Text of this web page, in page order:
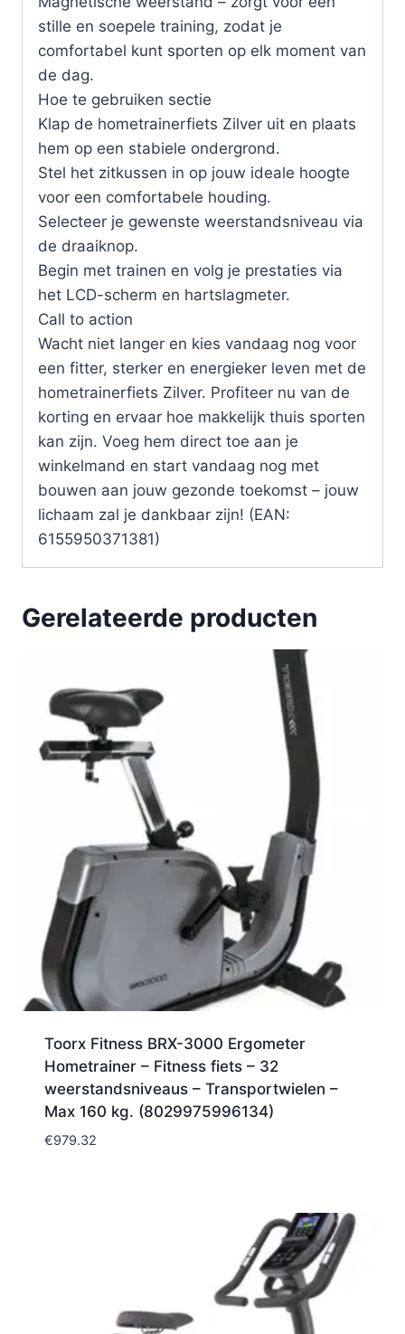
stille en soepele training, zodat je
comfortabel kunt sporten op elk moment van
de dag.
Hoe te gebruiken sectie
Klap de hometrainerfiets Zilver uit en plaats
hem op een stabiele ondergrond.
Stel het zitkussen in op jouw ideale hoogte
voor een comfortabele houding.
Selecteer je gewenste weerstandsniveau via
de draaiknop.
Begin met trainen en volg je prestaties via
het LCD-scherm en hartslagmeter.
Call to action
Wacht niet langer en kies vandaag nog voor
een fitter, sterker en energieker leven met de
hometrainerfiets Zilver. Profiteer nu van de
korting en ervaar hoe makkelijk thuis sporten
kan zijn. Voeg hem direct toe aan je
winkelmand en start vandaag nog met
bouwen aan jouw gezonde toekomst – jouw
lichaam zal je dankbaar zijn! (EAN:
6155950371381)
Gerelateerde producten
Toorx Fitness BRX-3000 Ergometer
Hometrainer – Fitness fiets – 32
weerstandsniveaus – Transportwielen –
Max 160 kg. (8029975996134)
€979.32